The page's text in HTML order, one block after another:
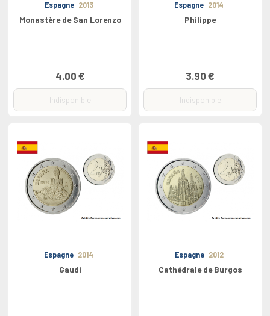
Espagne 2013
Monastère de San Lorenzo
4.00 €
Indisponible
Espagne 2014
Philippe
3.90 €
Indisponible
Espagne 2014
Gaudi
Espagne 2012
Cathédrale de Burgos